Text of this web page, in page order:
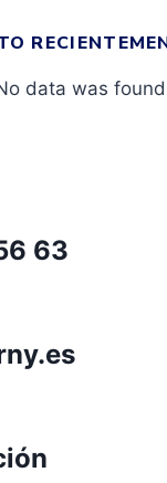
data was found
63